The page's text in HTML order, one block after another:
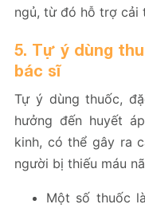
ngủ, từ đó hỗ trợ cải
5. Tự ý dùng
bác sĩ
Tự ý dùng thuốc,
hưởng đến huyết
kinh, có thể gây ra
người bị thiếu máu
Một số thuốc